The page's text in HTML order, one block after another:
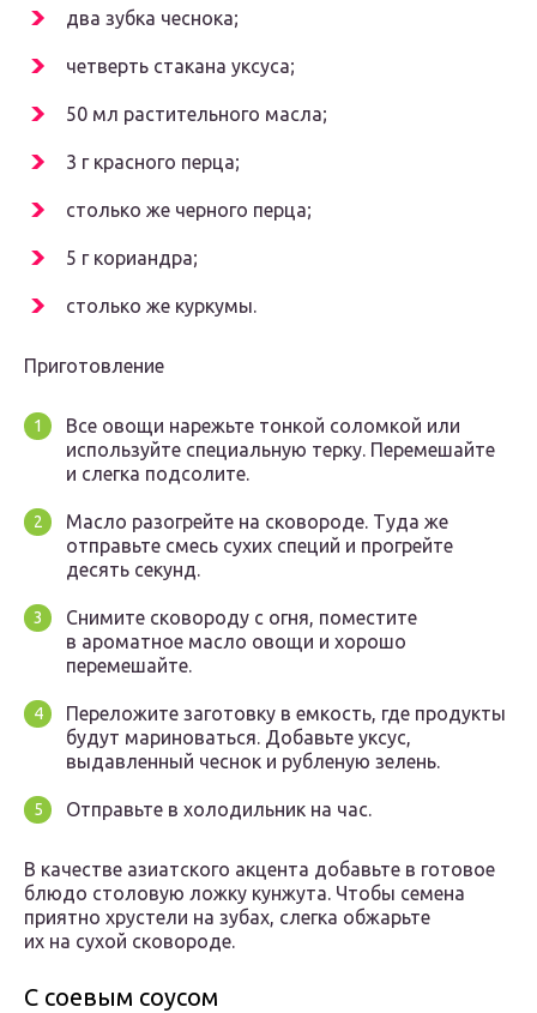
два зубка чеснока;
четверть стакана уксуса;
50 мл растительного масла;
3 г красного перца;
столько же черного перца;
5 г кориандра;
столько же куркумы.
Приготовление
Все овощи нарежьте тонкой соломкой или
используйте специальную терку. Перемешайте
и слегка подсолите.
Масло разогрейте на сковороде. Туда же
отправьте смесь сухих специй и прогрейте
десять секунд.
Снимите сковороду с огня, поместите
в ароматное масло овощи и хорошо
перемешайте.
Переложите заготовку в емкость, где продукты
будут мариноваться. Добавьте уксус,
выдавленный чеснок и рубленую зелень.
Отправьте в холодильник на час.
В качестве азиатского акцента добавьте в готовое
блюдо столовую ложку кунжута. Чтобы семена
приятно хрустели на зубах, слегка обжарьте
их на сухой сковороде.
С соевым соусом